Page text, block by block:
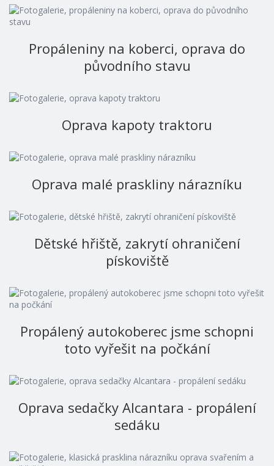
Propáleniny na koberci, oprava do
původního stavu
Oprava kapoty traktoru
Oprava malé praskliny nárazníku
Dětské hřiště, zakrytí ohraničení
pískoviště
Propálený autokoberec jsme schopni
toto vyřešit na počkání
Oprava sedačky Alcantara - propálení
sedáku